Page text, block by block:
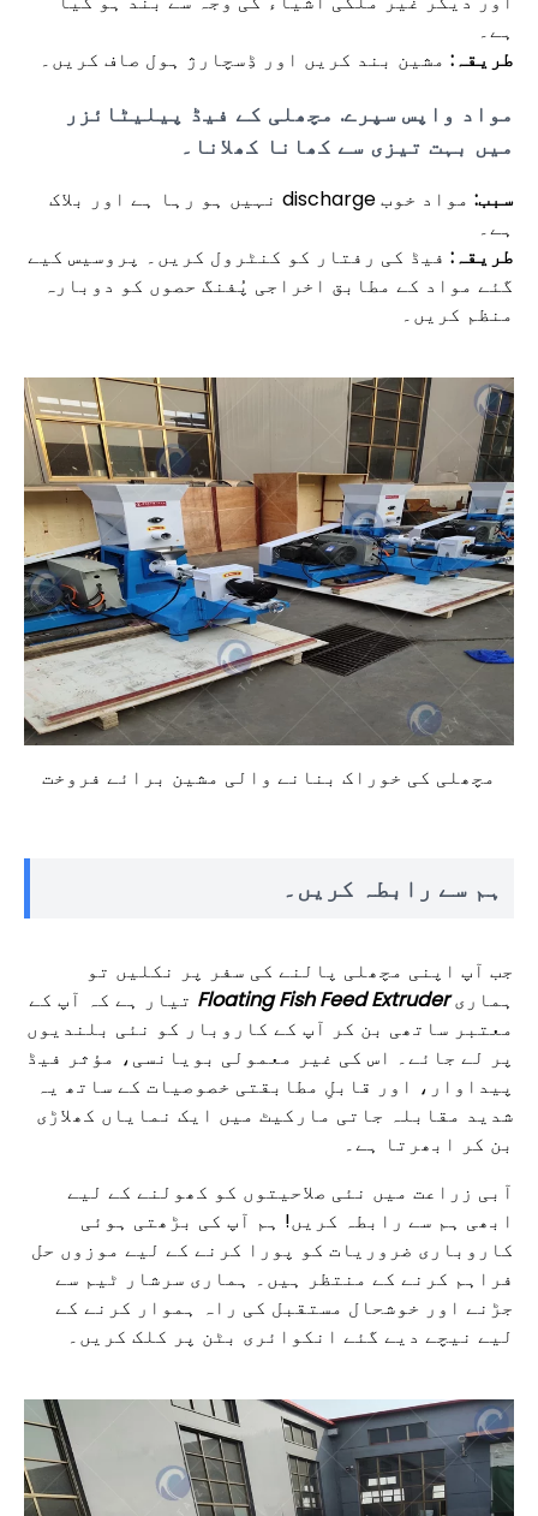
ہے۔
طریقہ: مشین بند کریں اور ڈِسچارژ ہول صاف کریں۔
مواد واپس سپرے. مچھلی کے فیڈ پیلیٹائزر
میں بہت تیزی سے کھانا کھلانا۔
سبب:
مواد خوب discharge نہیں ہو رہا ہے اور بلاک
ہے۔
طریقہ: فیڈ کی رفتار کو کنٹرول کریں۔ پروسیس کیے
گئے مواد کے مطابق اخراجی پُفنگ حصوں کو دوبارہ
منظم کریں۔
مچھلی کی خوراک بنانے والی مشین برائے فروخت
ہم سے رابطہ کریں۔
جب آپ اپنی مچھلی پالنے کی سفر پر نکلیں تو
ہماریFloating Fish Feed Extruder تیار ہے کہ آپ کے
معتبر ساتھی بن کر آپ کے کاروبار کو نئی بلندیوں
پر لے جائے۔ اس کی غیر معمولی بویانسی، مؤثر فیڈ
پیداوار، اور قابلِ مطابقتی خصوصیات کے ساتھ یہ
شدید مقابلہ جاتی مارکیٹ میں ایک نمایاں کھلاڑی
بن کر ابھرتا ہے۔
آبی زراعت میں نئی ​​صلاحیتوں کو کھولنے کے لیے
ابھی ہم سے رابطہ کریں! ہم آپ کی بڑھتی ہوئی
کاروباری ضروریات کو پورا کرنے کے لیے موزوں حل
فراہم کرنے کے منتظر ہیں۔ ہماری سرشار ٹیم سے
جڑنے اور خوشحال مستقبل کی راہ ہموار کرنے کے
لیے نیچے دیے گئے انکوائری بٹن پر کلک کریں۔